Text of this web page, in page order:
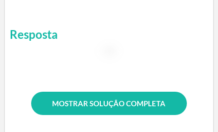
Resposta
MOSTRAR SOLUÇÃO COMPLETA